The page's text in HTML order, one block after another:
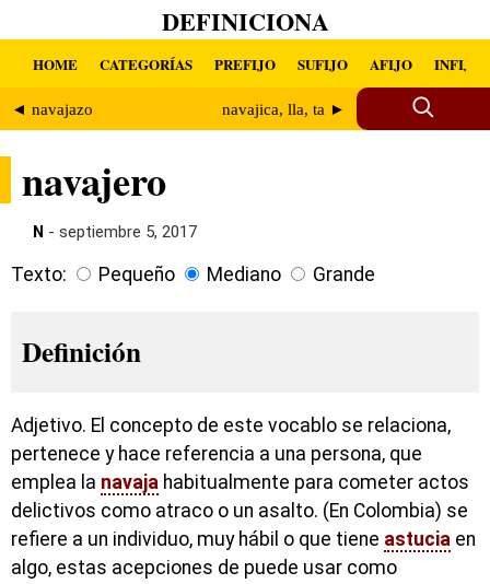
DEFINICIONA
HOME CATEGORÍAS PREFIJO SUFIJO AFIJO INFIJO
◄ navajazo navajica, lla, ta ►
navajero
N - septiembre 5, 2017
Texto: Pequeño Mediano Grande
Definición
Adjetivo. El concepto de este vocablo se relaciona,
pertenece y hace referencia a una persona, que
emplea la navaja habitualmente para cometer actos
delictivos como atraco o un asalto. (En Colombia) se
refiere a un individuo, muy hábil o que tiene astucia en
algo, estas acepciones de puede usar como